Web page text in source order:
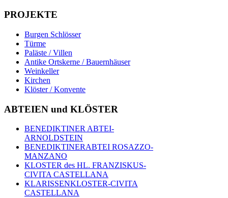
PROJEKTE
Burgen Schlösser
Türme
Paläste / Villen
Antike Ortskerne / Bauernhäuser
Weinkeller
Kirchen
Klöster / Konvente
ABTEIEN und KLÖSTER
BENEDIKTINER ABTEI-
ARNOLDSTEIN
BENEDIKTINERABTEI ROSAZZO-
MANZANO
KLOSTER des HL. FRANZISKUS-
CIVITA CASTELLANA
KLARISSENKLOSTER-CIVITA
CASTELLANA